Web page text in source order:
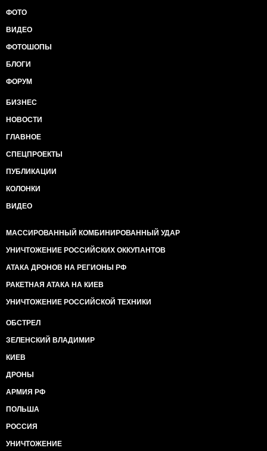
ФОТО
ВИДЕО
ФОТОШОПЫ
БЛОГИ
ФОРУМ
БИЗНЕС
НОВОСТИ
ГЛАВНОЕ
СПЕЦПРОЕКТЫ
ПУБЛИКАЦИИ
КОЛОНКИ
ВИДЕО
МАССИРОВАННЫЙ КОМБИНИРОВАННЫЙ УДАР
УНИЧТОЖЕНИЕ РОССИЙСКИХ ОККУПАНТОВ
АТАКА ДРОНОВ НА РЕГИОНЫ РФ
РАКЕТНАЯ АТАКА НА КИЕВ
УНИЧТОЖЕНИЕ РОССИЙСКОЙ ТЕХНИКИ
ОБСТРЕЛ
ЗЕЛЕНСКИЙ ВЛАДИМИР
КИЕВ
ДРОНЫ
АРМИЯ РФ
ПОЛЬША
РОССИЯ
УНИЧТОЖЕНИЕ